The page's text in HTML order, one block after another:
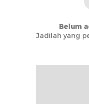
Belum
Jadilah yang